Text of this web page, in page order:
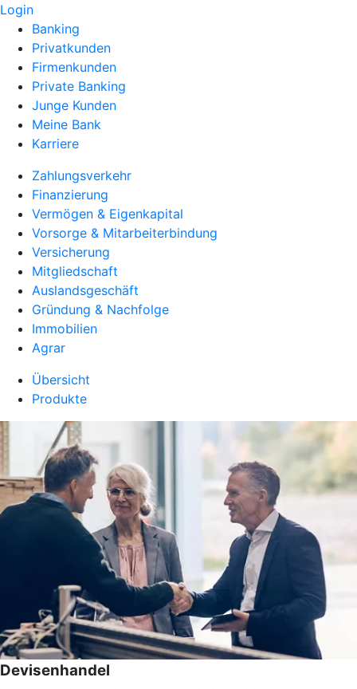
Login
Banking
Privatkunden
Firmenkunden
Private Banking
Junge Kunden
Meine Bank
Karriere
Zahlungsverkehr
Finanzierung
Vermögen & Eigenkapital
Vorsorge & Mitarbeiterbindung
Versicherung
Mitgliedschaft
Auslandsgeschäft
Gründung & Nachfolge
Immobilien
Agrar
Übersicht
Produkte
Devisenhandel